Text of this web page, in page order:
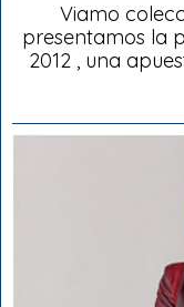
Viamo
presentamos la
2012 , una